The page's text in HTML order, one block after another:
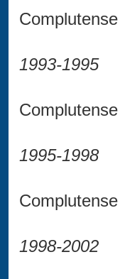
1993-1995
1995-1998
1998-2002